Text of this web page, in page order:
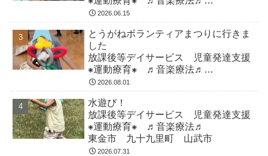
東金市 九十九里町 山武市
2026.06.15
とうがねボランティアまつりに行きま
した
放課後等デイサービス 児童発達支援
⁕運動療育⁕ ♬音楽療法♬
東金市 九十九里町 山武市
2026.08.01
水遊び！
放課後等デイサービス 児童発達支援
⁕運動療育⁕ ♬音楽療法♬
東金市 九十九里町 山武市
2026.07.31